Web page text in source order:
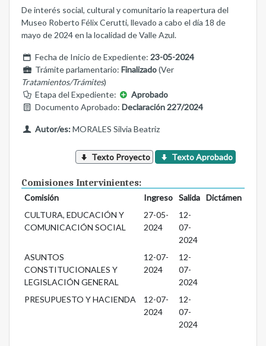
De interés social, cultural y comunitario la reapertura del
Museo Roberto Félix Cerutti, llevado a cabo el día 18 de
mayo de 2024 en la localidad de Valle Azul.
Fecha de Inicio de Expediente: 23-05-2024
Trámite parlamentario: Finalizado(Ver
Tratamientos/Trámites)
Etapa del Expediente:
Aprobado
Documento Aprobado: Declaración 227/2024
Autor/es:MORALES Silvia Beatriz
Texto Proyecto Texto Aprobado
Comisiones Intervinientes:
Comisión Ingreso Salida
Dictámen
CULTURA, EDUCACIÓN Y
COMUNICACIÓN SOCIAL
27-05-
2024
12-
07-
2024
ASUNTOS
CONSTITUCIONALES Y
LEGISLACIÓN GENERAL
12-07-
2024
12-
07-
2024
PRESUPUESTO Y HACIENDA
12-07-
2024
12-
07-
2024